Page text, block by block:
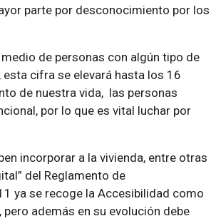
parte por desconocimiento por los
de personas con algún tipo de
cifra se elevará hasta los 16
de nuestra vida, las personas
por lo que es vital luchar por
incorporar a la vivienda, entre otras
del Reglamento de
ya se recoge la Accesibilidad como
además en su evolución debe